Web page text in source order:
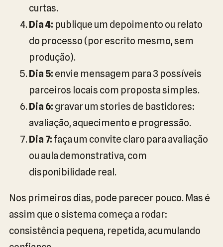
curtas.
Dia 4: publique um depoimento ou relato
do processo (por escrito mesmo, sem
produção).
Dia 5: envie mensagem para 3 possíveis
parceiros locais com proposta simples.
Dia 6: gravar um stories de bastidores:
avaliação, aquecimento e progressão.
Dia 7:faça um convite claro para avaliação
ou aula demonstrativa, com
disponibilidade real.
Nos primeiros dias, pode parecer pouco. Mas é
assim que o sistema começa a rodar:
consistência pequena, repetida, acumulando